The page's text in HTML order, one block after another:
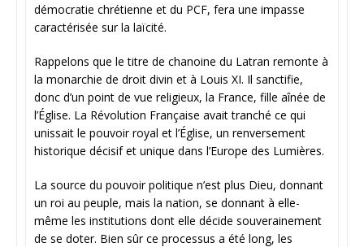
démocratie chrétienne et du PCF, fera une impasse
caractérisée sur la laïcité.
Rappelons que le titre de chanoine du Latran remonte à
la monarchie de droit divin et à Louis XI. Il sanctifie,
donc d’un point de vue religieux, la France, fille aînée de
l’Église. La Révolution Française avait tranché ce qui
unissait le pouvoir royal et l’Église, un renversement
historique décisif et unique dans l’Europe des Lumières.
La source du pouvoir politique n’est plus Dieu, donnant
un roi au peuple, mais la nation, se donnant à elle-
même les institutions dont elle décide souverainement
de se doter. Bien sûr ce processus a été long, les